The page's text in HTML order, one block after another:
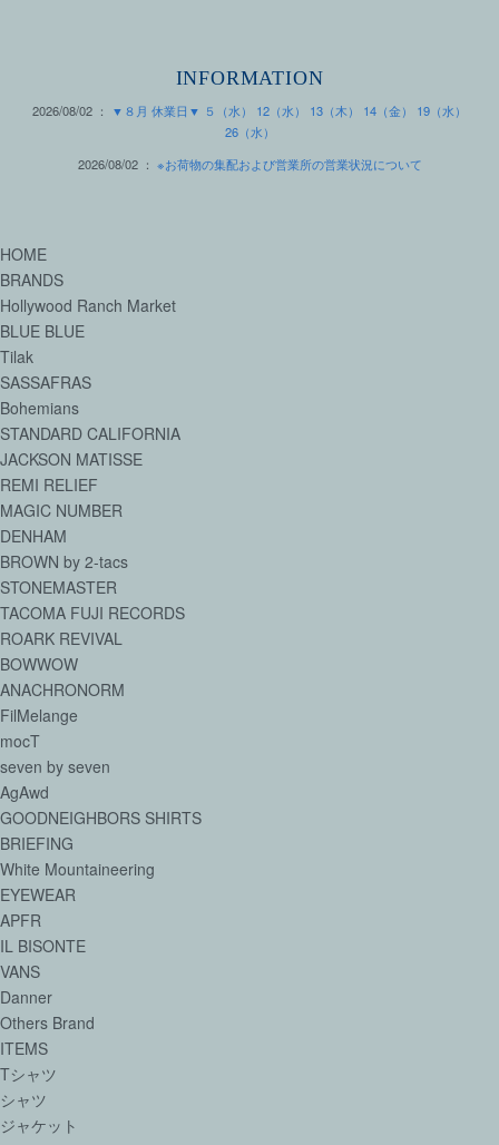
INFORMATION
2026/08/02 ：
▼８月 休業日▼ ５（水） 12（水） 13（木） 14（金） 19（水）
26（水）
2026/08/02 ： ※お荷物の集配および営業所の営業状況について
HOME
BRANDS
Hollywood Ranch Market
BLUE BLUE
Tilak
SASSAFRAS
Bohemians
STANDARD CALIFORNIA
JACKSON MATISSE
REMI RELIEF
MAGIC NUMBER
DENHAM
BROWN by 2-tacs
STONEMASTER
TACOMA FUJI RECORDS
ROARK REVIVAL
BOWWOW
ANACHRONORM
FilMelange
mocT
seven by seven
AgAwd
GOODNEIGHBORS SHIRTS
BRIEFING
White Mountaineering
EYEWEAR
APFR
IL BISONTE
VANS
Danner
Others Brand
ITEMS
Tシャツ
シャツ
ジャケット